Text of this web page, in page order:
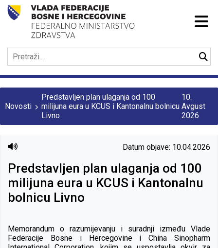
Novosti
Predstavljen plan ulaganja od 100
milijuna eura u KCUS i Kantonalnu bolnicu
Livno
10.
Avgust
2026
Datum objave: 10.04.2026
Predstavljen plan ulaganja od 100
milijuna eura u KCUS i Kantonalnu
bolnicu Livno
Memorandum o razumijevanju i suradnji između Vlade
Federacije Bosne i Hercegovine i China Sinopharm